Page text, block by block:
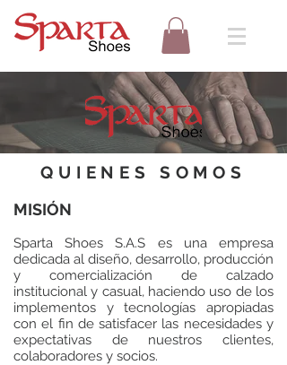
QUIENES SOMOS
MISIÓN
Sparta Shoes S.A.S es una empresa
dedicada al diseño, desarrollo, producción
y comercialización de calzado
institucional y casual, haciendo uso de los
implementos y tecnologías apropiadas
con el fin de satisfacer las necesidades y
expectativas de nuestros clientes,
colaboradores y socios.